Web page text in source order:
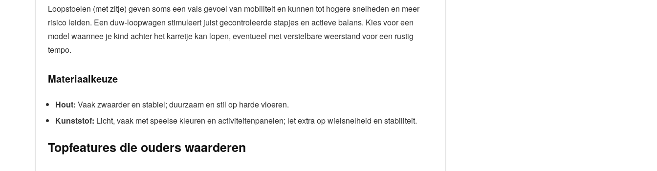
Loopstoelen (met zitje) geven soms een vals gevoel van mobiliteit en kunnen tot hogere snelheden en meer
risico leiden. Een duw-loopwagen stimuleert juist gecontroleerde stapjes en actieve balans. Kies voor een
model waarmee je kind achter het karretje kan lopen, eventueel met verstelbare weerstand voor een rustig
tempo.
Materiaalkeuze
Hout: Vaak zwaarder en stabiel; duurzaam en stil op harde vloeren.
Kunststof: Licht, vaak met speelse kleuren en activiteitenpanelen; let extra op wielsnelheid en stabiliteit.
Topfeatures die ouders waarderen